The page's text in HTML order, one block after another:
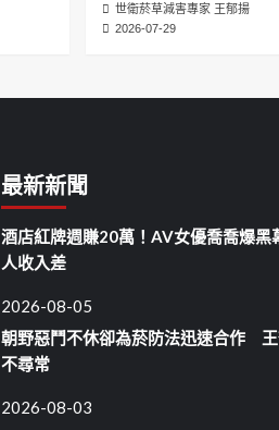
世衛菸草減害專家 王郁揚
2026-07-29
最新新聞
酒店紅牌週賺20萬！AV女優喬喬爆黑
人收入差
2026-08-05
朝野惡鬥不休卻為菸防法迅速合作
不尋常
2026-08-03